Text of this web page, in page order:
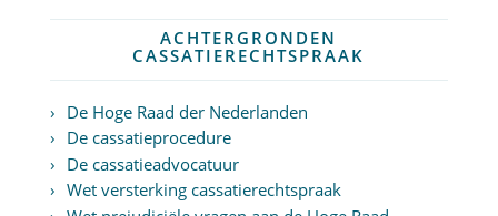
ACHTERGRONDEN
CASSATIERECHTSPRAAK
De Hoge Raad der Nederlanden
De cassatieprocedure
De cassatieadvocatuur
Wet versterking cassatierechtspraak